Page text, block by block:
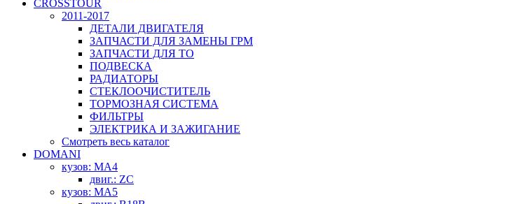
CROSSTOUR
2011-2017
ДЕТАЛИ ДВИГАТЕЛЯ
ЗАПЧАСТИ ДЛЯ ЗАМЕНЫ ГРМ
ЗАПЧАСТИ ДЛЯ ТО
ПОДВЕСКА
РАДИАТОРЫ
СТЕКЛООЧИСТИТЕЛЬ
ТОРМОЗНАЯ СИСТЕМА
ФИЛЬТРЫ
ЭЛЕКТРИКА И ЗАЖИГАНИЕ
Смотреть весь каталог
DOMANI
кузов: MA4
двиг.: ZC
кузов: MA5